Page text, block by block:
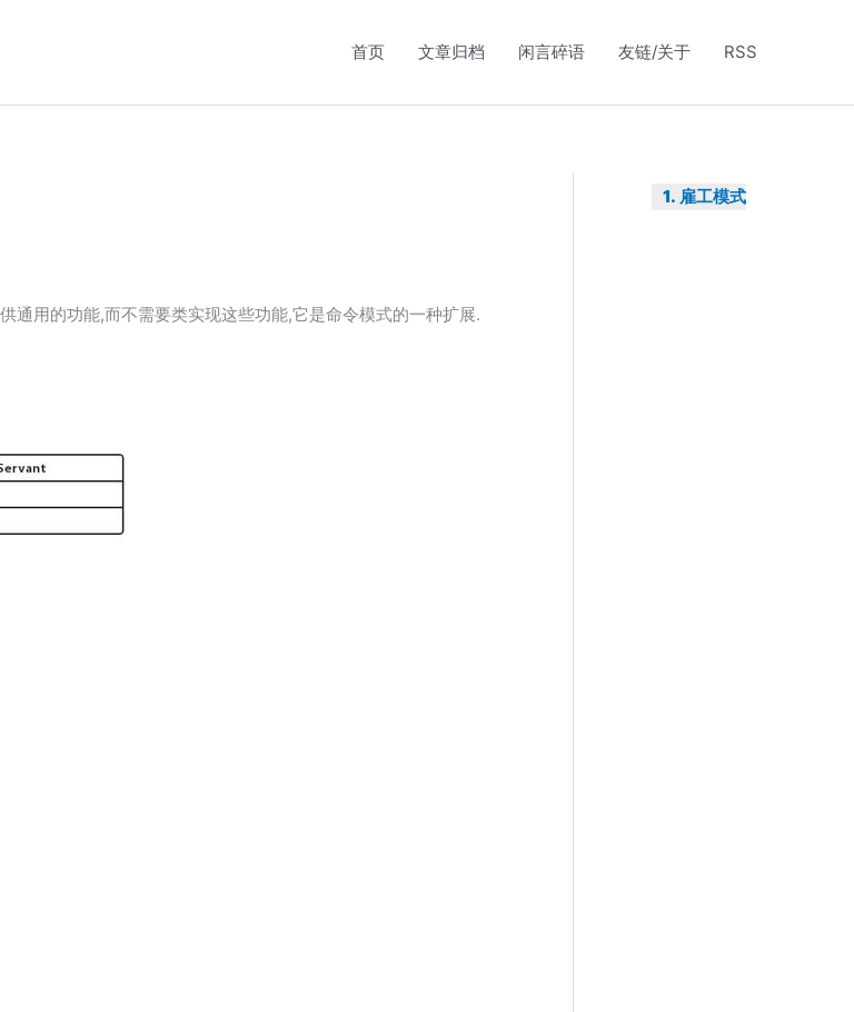
首页 文章归档 闲言碎语 友链/关于 RSS
通用的功能,而不需要类实现这些功能,它是命令模式的一种扩展.
雇工模式